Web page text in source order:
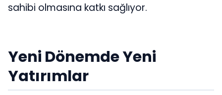
sahibi olmasına katkı sağlıyor.
Yeni Dönemde Yeni
Yatırımlar